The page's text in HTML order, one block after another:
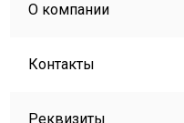
О компании
Контакты
Реквизиты